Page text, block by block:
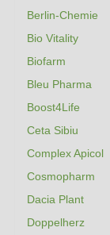
Berlin-Chemie
Bio Vitality
Biofarm
Bleu Pharma
Boost4Life
Ceta Sibiu
Complex Apicol
Cosmopharm
Dacia Plant
Doppelherz